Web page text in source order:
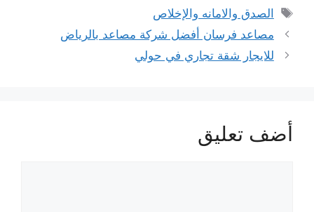
الوسوم
الصدق والامانه والإخلاص
مصاعد فرسان أفضل شركة مصاعد بالرياض
للايجار شقة تجاري في حولي
أضف تعليق